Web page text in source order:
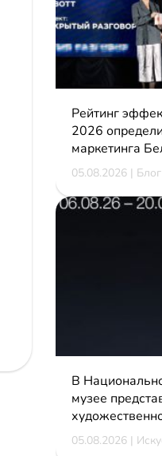
Рейтинг
2026
маркетинга
05.08.2026 | Блог
В
музее
05.08.2026 |